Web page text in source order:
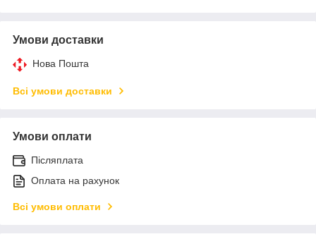
Умови доставки
Нова Пошта
Всі умови доставки
Умови оплати
Післяплата
Оплата на рахунок
Всі умови оплати